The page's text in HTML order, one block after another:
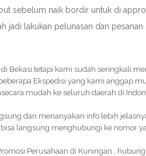
sebelum naik bordir untuk di
jadi lakukan pelunasan dan
Bekasi tetapi kami sudah seringkali
Ekspedisi yang kami anggap
mudah ke seluruh daerah di
dan menanyakan info lebih
langsung menghubungi ke nomor
Perusahaan di Kuningan ,